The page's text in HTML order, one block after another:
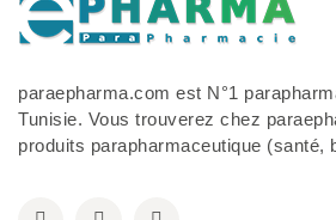
paraepharma.com est N°1
Tunisie. Vous trouverez chez
produits parapharmaceutique (santé,